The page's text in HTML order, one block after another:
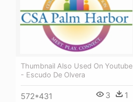
Thumbnail Also Used On Youtube
- Escudo De Olvera
572*431 3 1